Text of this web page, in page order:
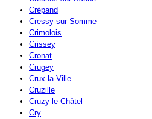
Crépand
Cressy-sur-Somme
Crimolois
Crissey
Cronat
Crugey
Crux-la-Ville
Cruzille
Cruzy-le-Châtel
Cry